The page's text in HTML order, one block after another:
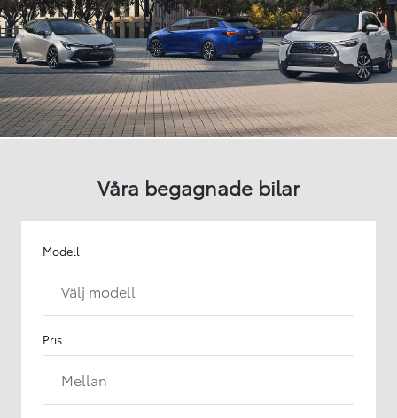
Våra begagnade bilar
Modell
Välj modell
Pris
Mellan